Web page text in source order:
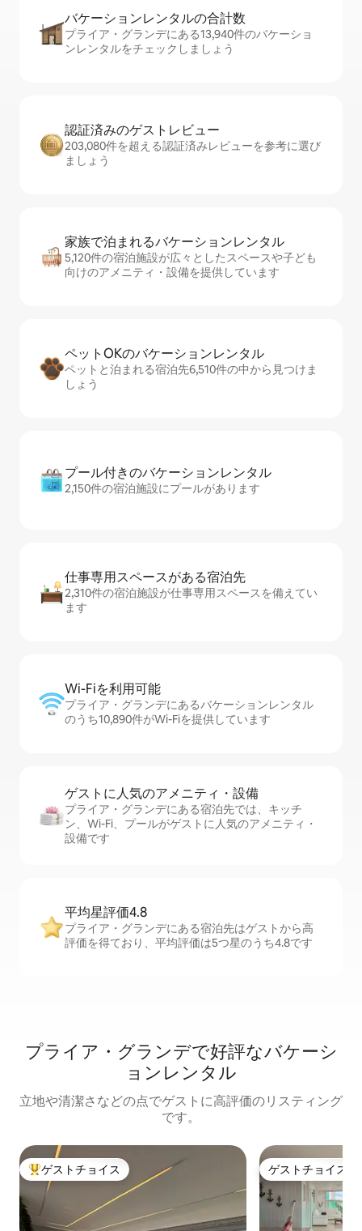
バケーションレ⁠ン⁠タ⁠ル⁠の合⁠計⁠数
プライア・グランデにある13,940件のバケーショ
ンレンタルをチェックしましょう
認証済みのゲ⁠ス⁠ト⁠レ⁠ビ⁠ュ⁠ー
203,080件を超える認証済みレビューを参考に選び
ましょう
家族で泊まれるバ⁠ケ⁠ー⁠シ⁠ョ⁠ンレ⁠ン⁠タ⁠ル
5,120件の宿泊施設が広々としたスペースや子ども
向けのアメニティ・設備を提供しています
ペットOKのバ⁠ケ⁠ー⁠シ⁠ョ⁠ンレ⁠ン⁠タ⁠ル
ペットと泊まれる宿泊先6,510件の中から見つけま
しょう
プール付きのバ⁠ケ⁠ー⁠シ⁠ョ⁠ンレ⁠ン⁠タ⁠ル
2,150件の宿泊施設にプールがあります
仕事専用ス⁠ペ⁠ー⁠スがあ⁠る宿⁠泊⁠先
2,310件の宿泊施設が仕事専用スペースを備えてい
ます
Wi-Fiを利⁠用⁠可⁠能
プライア・グランデにあるバケーションレンタル
のうち10,890件がWi-Fiを提供しています
ゲストに人⁠気⁠のア⁠メ⁠ニ⁠テ⁠ィ・設⁠備
プライア・グランデにある宿泊先では、キッチ
ン、Wi-Fi、プールがゲストに人気のアメニティ・
設備です
平均星評価4.8
プライア・グランデにある宿泊先はゲストから高
評価を得ており、平均評価は5つ星のうち4.8です
プライア・グランデで好評なバケーシ
ョンレンタル
立地や清潔さなどの点でゲストに高評価のリスティング
です。
大好評のゲストチョイスです。
ゲストチョイス ゲストチョイス
ゲストチョイス